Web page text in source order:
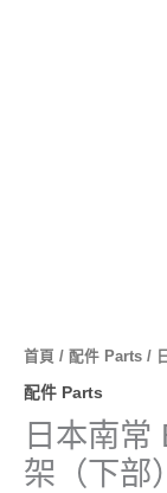
首頁 / 配件 Parts /
配件 Parts
日本南常
架（下部）